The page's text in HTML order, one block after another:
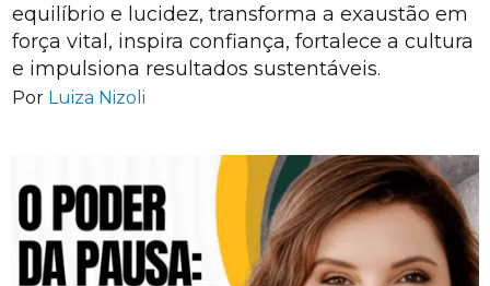
equilíbrio e lucidez, transforma a exaustão em
força vital, inspira confiança, fortalece a cultura
e impulsiona resultados sustentáveis.
Por Luiza Nizoli